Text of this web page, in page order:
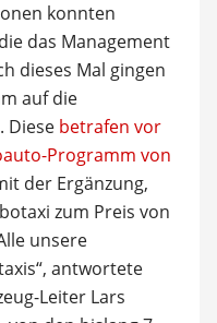
konnten
das Management
dieses Mal gingen
auf die
Diese betrafen vor
Programm von
der Ergänzung,
zum Preis von
unsere
antwortete
Leiter Lars